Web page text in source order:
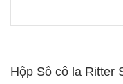
Hộp Sô cô la Ritter